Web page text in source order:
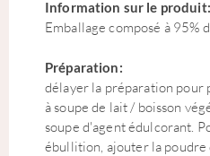
Information sur le produit:
Emballage composé à 95%
Préparation:
délayer la préparation pour
à soupe de lait / boisson
soupe d'agent édulcorant.
ébullition, ajouter la